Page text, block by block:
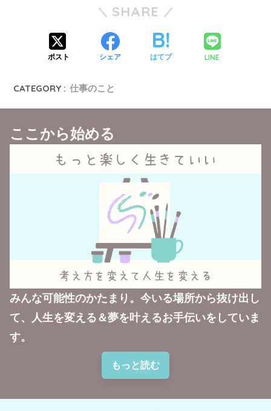
SHARE
ポスト シェア はてブ LINE
CATEGORY : 仕事のこと
ここから始める
みんな可能性のかたまり。今いる場所から抜け出し
て、人生を変える＆夢を叶えるお手伝いをしていま
す。
もっと読む